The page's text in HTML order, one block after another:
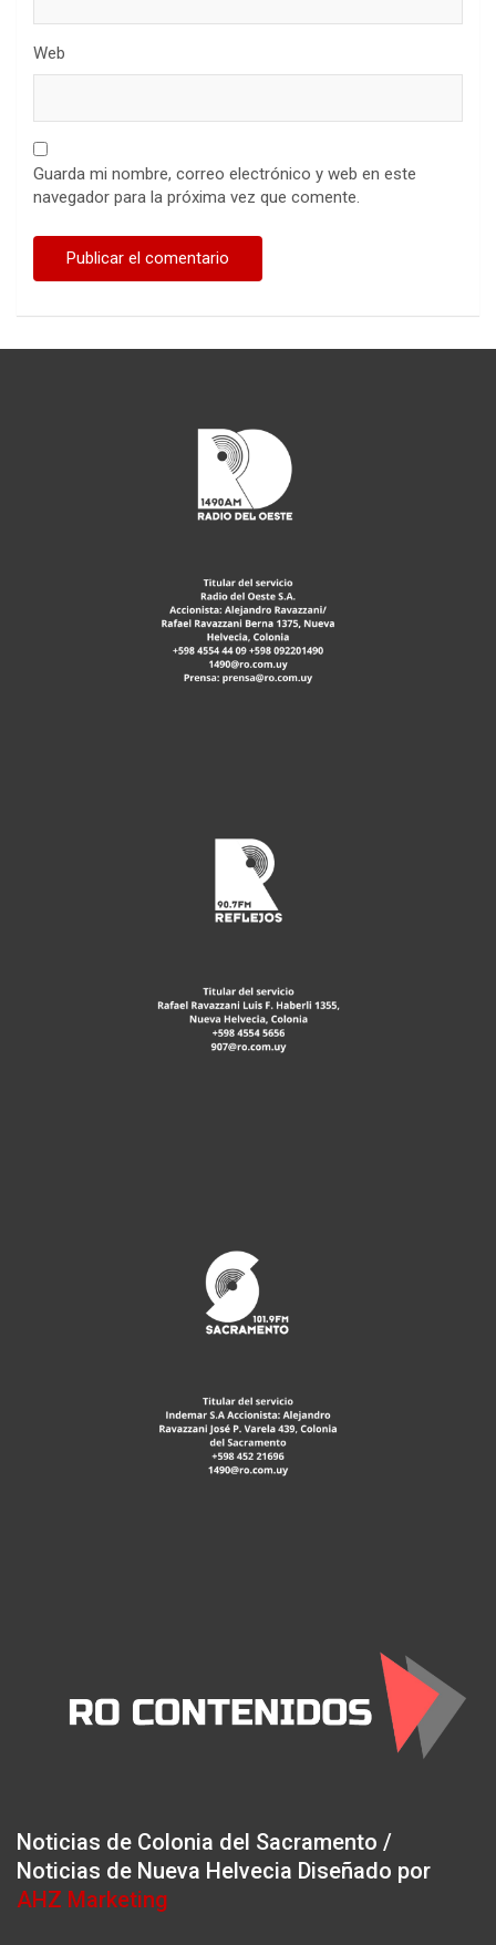
Web
Guarda mi nombre, correo electrónico y web en este
navegador para la próxima vez que comente.
Noticias de Colonia del Sacramento /
Noticias de Nueva Helvecia Diseñado por
AHZ Marketing